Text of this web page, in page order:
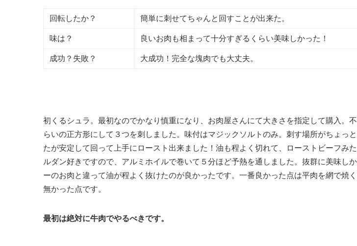
回転したか？ 簡単に刺せてちゃんと回すことが出来た。
味は？ 良いお肉も相まって十分すぎるくらい美味しかった！
成功？失敗？ 大成功！完全な塊肉でも大丈夫。
初くるシュラ。最初なのでかなり慎重になり、お肉屋さんにて大きさを指定して購入。
らいの正方形にして３つを刺しました。味付はマジックソルトのみ。刺す場所がちょっ
たが安定して回って上手にロースト出来ました！油も程よく切れて、ローストビーフみ
ルダン好きですので、アルミホイルで巻いて５分ほど予熱を通しました。抜群に美味し
ーのお肉と違って油が程よく抜けたのが良かったです。一番良かった点は平肉を網で焼
無かった点です。
最初は絶対に牛肉でやるべきです。